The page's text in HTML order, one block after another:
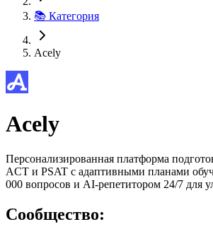
📚 Категория
Acely
Acely
Персонализированная платформа
ACT и PSAT с адаптивными планами
000 вопросов и AI-репетитором 24/7 для
Сообщество: